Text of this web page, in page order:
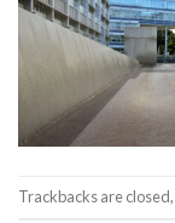
Trackbacks are